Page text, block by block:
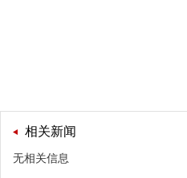
相关新闻
无相关信息